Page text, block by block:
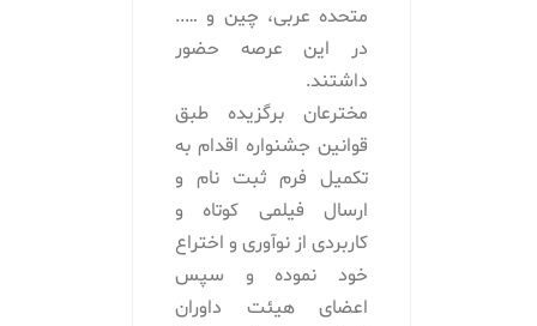
متحده عربی، چین و …..
در این عرصه حضور
داشتند.
مخترعان برگزیده طبق
قوانین جشنواره اقدام به
تکمیل فرم ثبت نام و
ارسال فیلمی کوتاه و
کاربردی از نوآوری و اختراع
خود نموده و سپس
اعضای هیئت داوران